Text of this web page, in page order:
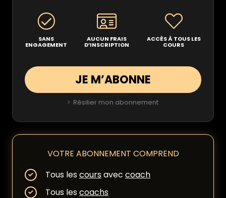
SANS
ENGAGEMENT
AUCUN FRAIS
D’INSCRIPTION
ACCÈS À TOUS LES
COURS
JE M’ABONNE
Résilier mon abonnement
VOTRE ABONNEMENT COMPREND
Tous lescoursavec coach
Tous lescoachs